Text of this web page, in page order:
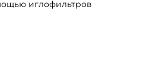
иглофильтров